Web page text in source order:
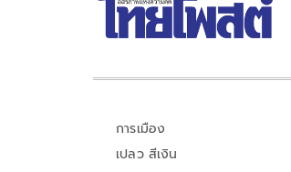
การเมือง
เปลว สีเงิน